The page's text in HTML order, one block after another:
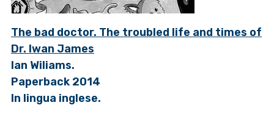
The bad doctor. The troubled life and times of
Dr. Iwan James
Ian Wiliams.
Paperback 2014
In lingua inglese.